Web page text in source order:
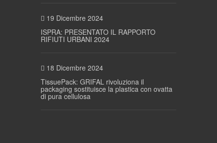
19 Dicembre 2024
ISPRA: PRESENTATO IL RAPPORTO
RIFIUTI URBANI 2024
18 Dicembre 2024
TissuePack: GRIFAL rivoluziona il
packaging sostituisce la plastica con ovatta
di pura cellulosa